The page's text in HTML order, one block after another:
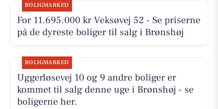
BOLIGMARKED
For 11.695.000 kr Veksøvej 52 - Se priserne
på de dyreste boliger til salg i Brønshøj
BOLIGMARKED
Uggerløsevej 10 og 9 andre boliger er
kommet til salg denne uge i Brønshøj - se
boligerne her.